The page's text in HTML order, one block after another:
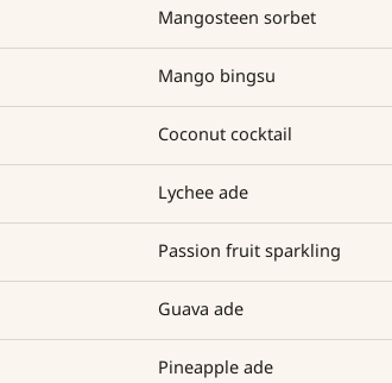
Mangosteen sorbet
Mango bingsu
Coconut cocktail
Lychee ade
Passion fruit sparkling
Guava ade
Pineapple ade